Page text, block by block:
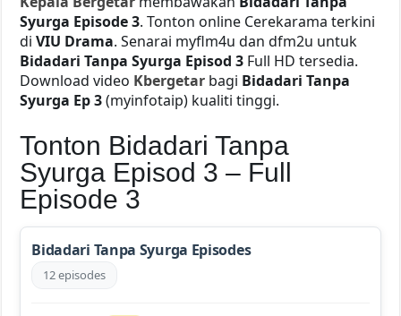
Syurga Episode 3. Tonton online Cerekarama terkini
diVIU Drama. Senarai myflm4u dan dfm2u untuk
Bidadari Tanpa Syurga Episod 3 Full HD tersedia.
Download video Kbergetar bagi Bidadari Tanpa
Syurga Ep 3(myinfotaip) kualiti tinggi.
Tonton Bidadari Tanpa
Syurga Episod 3 – Full
Episode 3
Bidadari Tanpa Syurga Episodes
12 episodes